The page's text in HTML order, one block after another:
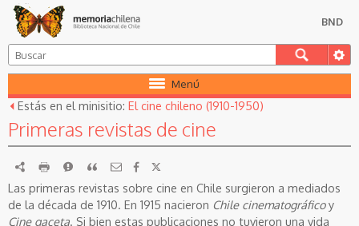
BND
Menú
Estás en el minisitio: El cine chileno (1910-1950)
Primeras revistas de cine
RDF imprimirReportarCitar
Las primeras revistas sobre cine en Chile surgieron a mediados
de la década de 1910. En 1915 nacieron Chile cinematográficoy
Cine gaceta. Si bien estas publicaciones no tuvieron una vida